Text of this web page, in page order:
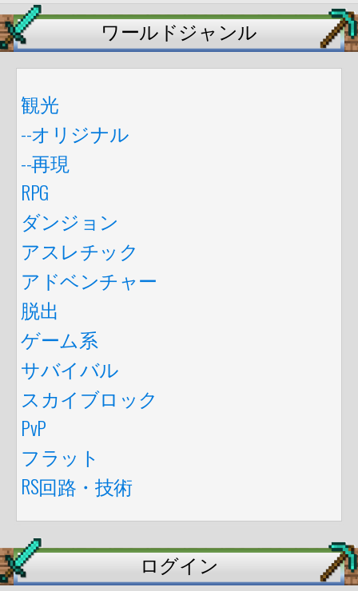
ワールドジャンル
観光
--オリジナル
--再現
RPG
ダンジョン
アスレチック
アドベンチャー
脱出
ゲーム系
サバイバル
スカイブロック
PvP
フラット
RS回路・技術
ログイン